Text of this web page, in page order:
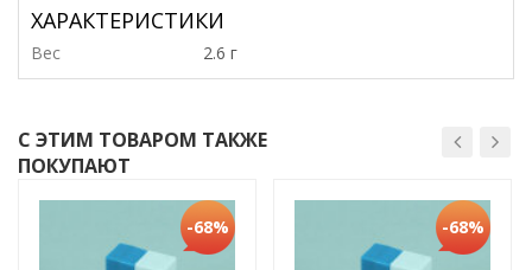
ХАРАКТЕРИСТИКИ
Вес 2.6 г
С ЭТИМ ТОВАРОМ ТАКЖЕ
ПОКУПАЮТ
-68% -68%